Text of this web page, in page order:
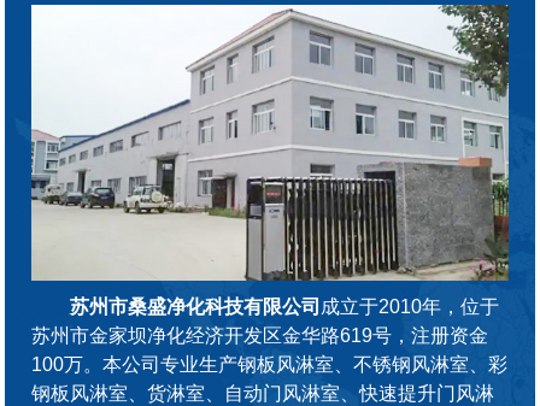
苏州市桑盛净化科技有限公司 成立于2010年，位于
苏州市金家坝净化经济开发区金华路619号，注册资金
100万。本公司专业生产钢板风淋室、不锈钢风淋室、彩
钢板风淋室、货淋室、自动门风淋室、快速提升门风淋